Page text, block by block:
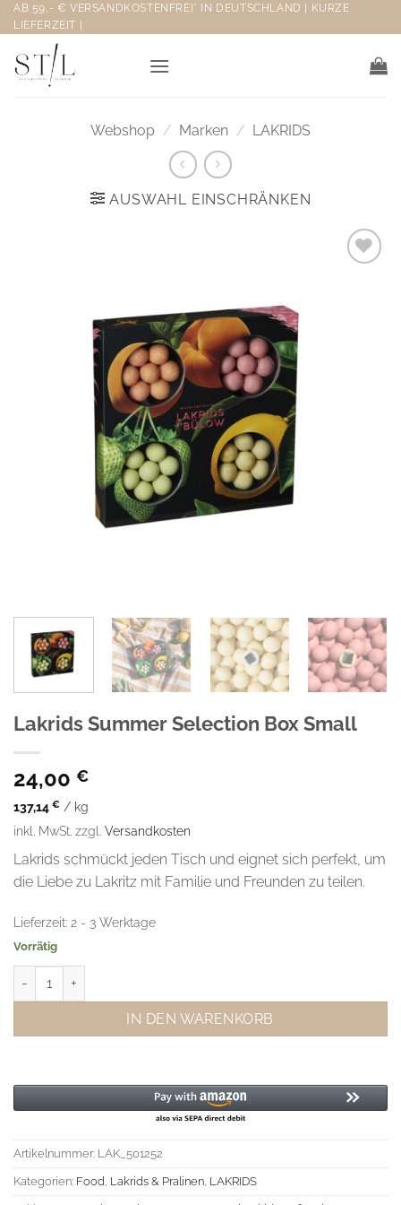
Zum
Inhalt
springen
AB 59,- € VERSANDKOSTENFREI* IN DEUTSCHLAND | KURZE
LIEFERZEIT |
Webshop / Marken / LAKRIDS
AUSWAHL EINSCHRÄNKEN
Lakrids Summer Selection Box Small
24,00 €
137,14 € / kg
inkl. MwSt. zzgl. Versandkosten
Lakrids schmückt jeden Tisch und eignet sich perfekt, um
die Liebe zu Lakritz mit Familie und Freunden zu teilen.
Lieferzeit: 2 - 3 Werktage
Vorrätig
IN DEN WARENKORB
Artikelnummer: LAK_501252
Kategorien: Food, Lakrids & Pralinen, LAKRIDS